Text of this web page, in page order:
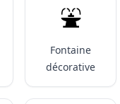
⛲️
Fontaine
décorative